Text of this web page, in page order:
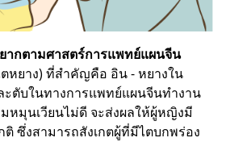
ากตามศาสตร์การแพทย์แผนจีน
หยาง) ที่สำคัญคือ อิน - หยางใน
ะตับในทางการแพทย์แผนจีนทำงาน
หมุนเวียนไม่ดี จะส่งผลให้ผู้หญิงมี
ซึ่งสามารถสังเกตผู้ที่มีไตบกพร่อง